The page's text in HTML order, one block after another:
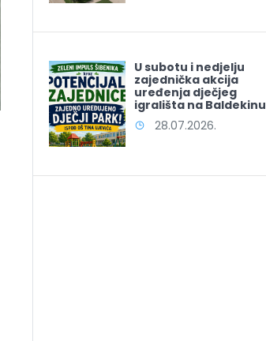
U subotu i nedjelju
zajednička akcija
uređenja dječjeg
igrališta na Baldekinu
28.07.2026.